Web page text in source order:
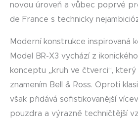
novou úroveň a vůbec poprvé
de France s technicky
Moderní konstrukce inspirovaná
Model BR-X3 vychází z
konceptu „kruh ve čtverci“,
znamením Bell & Ross. Oproti
však přidává sofistikovanější
pouzdra a výrazně techničtější